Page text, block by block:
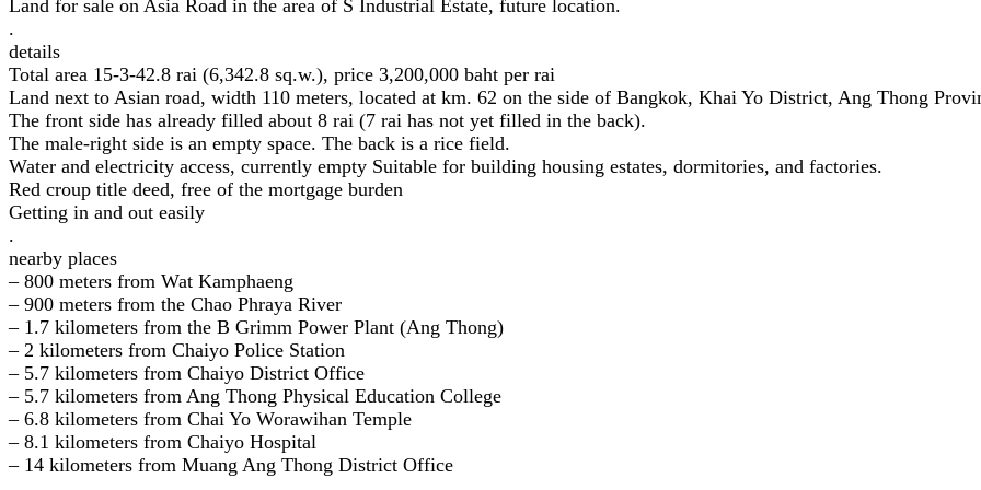
Land for sale on Asia Road in the area of ​​S Industrial Estate, future location.
.
details
Total area 15-3-42.8 rai (6,342.8 sq.w.), price 3,200,000 baht per rai
Land next to Asian road, width 110 meters, located at km. 62 on the side of Bangkok, Khai Yo District, Ang Thong
The front side has already filled about 8 rai (7 rai has not yet filled in the back).
The male-right side is an empty space. The back is a rice field.
Water and electricity access, currently empty Suitable for building housing estates, dormitories, and factories.
Red croup title deed, free of the mortgage burden
Getting in and out easily
.
nearby places
– 800 meters from Wat Kamphaeng
– 900 meters from the Chao Phraya River
– 1.7 kilometers from the B Grimm Power Plant (Ang Thong)
– 2 kilometers from Chaiyo Police Station
– 5.7 kilometers from Chaiyo District Office
– 5.7 kilometers from Ang Thong Physical Education College
– 6.8 kilometers from Chai Yo Worawihan Temple
– 8.1 kilometers from Chaiyo Hospital
– 14 kilometers from Muang Ang Thong District Office